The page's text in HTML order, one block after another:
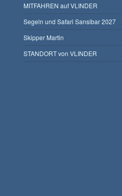
MITFAHREN auf VLINDER
Segeln und Safari Sansibar 2027
Skipper Martin
STANDORT von VLINDER